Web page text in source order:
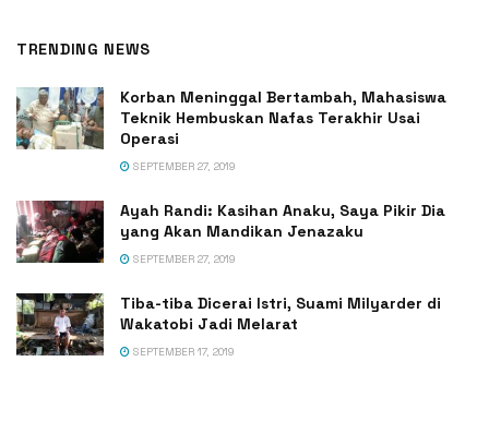
TRENDING NEWS
Korban Meninggal Bertambah, Mahasiswa
Teknik Hembuskan Nafas Terakhir Usai
Operasi
SEPTEMBER 27, 2019
Ayah Randi: Kasihan Anaku, Saya Pikir Dia
yang Akan Mandikan Jenazaku
SEPTEMBER 27, 2019
Tiba-tiba Dicerai Istri, Suami Milyarder di
Wakatobi Jadi Melarat
SEPTEMBER 17, 2019